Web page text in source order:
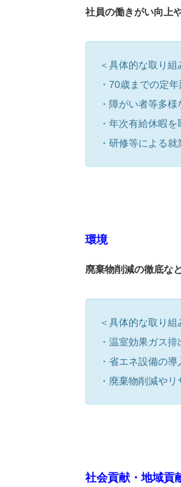
社員の働きがい向上
＜具体的な取り組
・70歳までの定
・障がい者等多
・年次有給休暇
・研修等による
環境
廃棄物削減の徹底な
＜具体的な取り組
・温室効果ガス
・省エネ設備の導
・廃棄物削減や
社会貢献・地域貢